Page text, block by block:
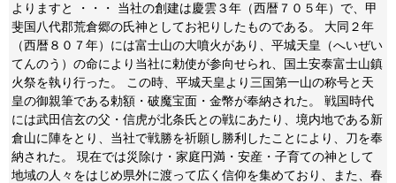
よりますと ・・・ 当社の創建は慶雲３年（西暦７０５年）で、甲
斐国八代郡荒倉郷の氏神としてお祀りしたものである。 大同２年
（西暦８０７年）には富士山の大噴火があり、平城天皇（へいぜい
てんのう）の命により当社に勅使が参向せられ、国土安泰富士山鎮
火祭を執り行った。 この時、平城天皇より三国第一山の称号と天
皇の御親筆である勅額・破魔宝面・金幣が奉納された。 戦国時代
には武田信玄の父・信虎が北条氏との戦にあたり、境内地である新
倉山に陣をとり、当社で戦勝を祈願し勝利したことにより、刀を奉
納された。 現在では災除け・家庭円満・安産・子育ての神として
地域の人々をはじめ県外に渡って広く信仰を集めており、また、春